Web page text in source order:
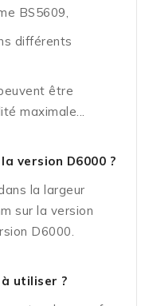
BS5609,
différents
être
maximale...
version D6000 ?
la largeur
sur la version
D6000.
utiliser ?